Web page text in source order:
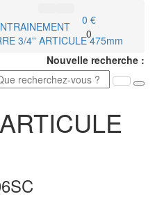
0 €
0
Nouvelle recherche :
3/4'' ARTICULE 475mm